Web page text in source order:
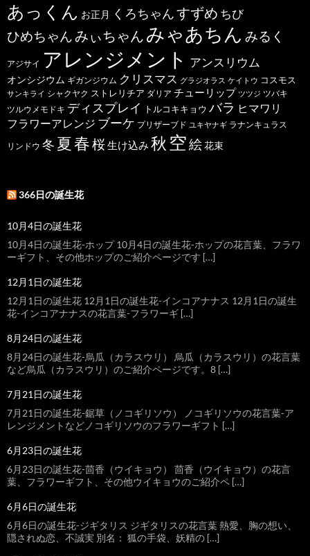
あっくん お正月 くろちゃんすずめ ちび
ひめちゃんみぃちゃん みゃあちん みるく
アジサイ アレンジメント アンスリウム
オンシジウム ギガンジウム クリスマス グラジオラス ケイトウ コスモス
サンキライ シャクヤク ストレリチア ダリア チューリップ ツツジ ツバキ
ツルウメモドキ ディスプレイ トルコキキョウ バラ ヒマワリ
フラワーアレンジ ブーケ プリザーブド ユキヤナギ ラナンキュラス
リンドウ 冬 夏春桜生け込み 秋 空絵花束
366日の誕生花
10月4日の誕生花
10月4日の誕生花-ホップ 10月4日の誕生花-ホップの花言葉、フラワ
ーギフト、その他ホップのご紹介ページです […]
12月1日の誕生花
12月1日の誕生花 12月1日の誕生花-インコアナナス 12月1日の誕生
花-インコアナナスの花言葉-フラワーギ […]
8月24日の誕生花
8月24日の誕生花-烏瓜（カラスウリ） 烏瓜（カラスウリ）の花言葉
など烏瓜（カラスウリ）のご紹介ページです。8 […]
7月21日の誕生花
7月21日の誕生花-鋸草（ノコギリソウ） ノコギリソウの花言葉-ア
レンジメントなどノコギリソウのフラワーギフト […]
6月23日の誕生花
6月23日の誕生花-茴香（ウイキョウ） 茴香（ウイキョウ）の花言
葉、フラワーギフト、その他ウイキョウのご紹介ペ […]
6月6日の誕生花
6月6日の誕生花-ジギタリス ジギタリスの花言葉 熱愛、胸の想い、
隠されぬ恋、不誠実 別名： 狐の手袋、妖精の […]